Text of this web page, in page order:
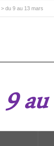
> du 9 au 13 mars